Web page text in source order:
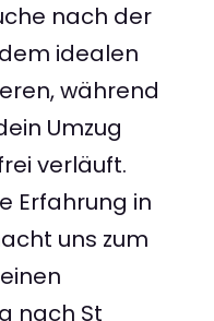
nach der
idealen
während
Umzug
verläuft.
Erfahrung in
uns zum
nach St